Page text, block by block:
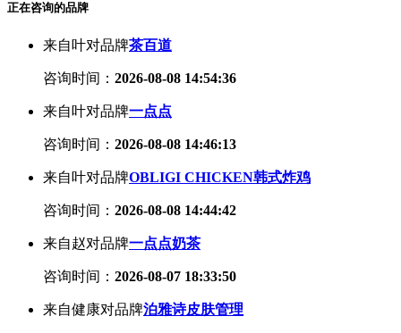
正在咨询的品牌
来自叶对品牌茶百道
咨询时间： 2026-08-08 14:54:36
来自叶对品牌一点点
咨询时间： 2026-08-08 14:46:13
来自叶对品牌OBLIGI CHICKEN韩式炸鸡
咨询时间： 2026-08-08 14:44:42
来自赵对品牌一点点奶茶
咨询时间： 2026-08-07 18:33:50
来自健康对品牌泊雅诗皮肤管理